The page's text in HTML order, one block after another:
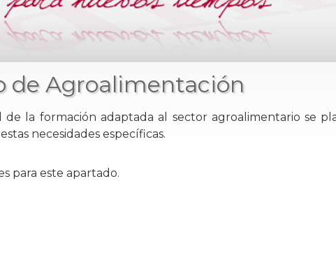
de Agroalimentación
de la formación adaptada al sector agroalimentario se
necesidades específicas.
para este apartado.